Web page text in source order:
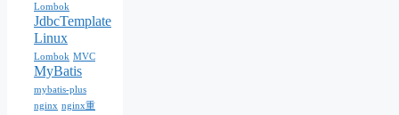
Lombok
JdbcTemplate
Linux
Lombok MVC
MyBatis
mybatis-plus
nginx nginx重